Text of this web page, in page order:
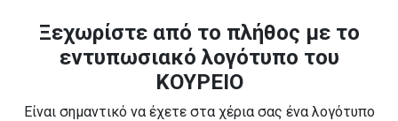
Ξεχωρίστε από το πλήθος με το
εντυπωσιακό λογότυπο του
ΚΟΥΡΕΙΟ
Είναι σημαντικό να έχετε στα χέρια σας ένα λογότυπο